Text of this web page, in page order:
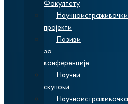
Факултету
Научноистраживачки
пројекти
Позиви
за
конференције
Научни
скупови
Научноистраживачка